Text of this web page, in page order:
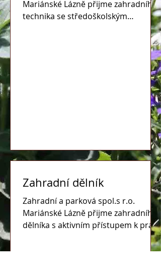
Mariánské Lázně přijme zahradního
technika se středoškolským
Zahradní dělník
Zahradní a parková spol.s r.o.
Mariánské Lázně přijme zahradního
dělníka s aktivním přístupem k práci,